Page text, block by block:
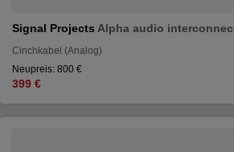
Signal Projects Alpha audio
Cinchkabel (Analog)
Neupreis: 800 €
399 €